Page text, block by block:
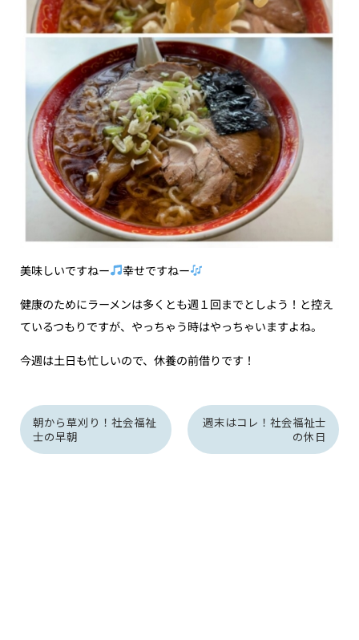
美味しいですねー 幸せですねー
健康のためにラーメンは多くとも週１回までとしよう！と控え
ているつもりですが、やっちゃう時はやっちゃいますよね。
今週は土日も忙しいので、休養の前借りです！
朝から草刈り！社会福祉
士の早朝
週末はコレ！社会福祉士
の休日